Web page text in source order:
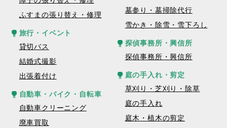
ふすまの張り替え・修理
旅行・イベント
貸切バス
結婚式撮影
出張着付け
自動車・バイク・自転車
自動車クリーニング
廃車買取
墓参り・墓掃除代行
雪かき・除雪・雪下ろし
探偵事務所・興信所
探偵事務所・興信所
庭の手入れ・剪定
草刈り・芝刈り・除草
庭の手入れ
庭木・植木の剪定